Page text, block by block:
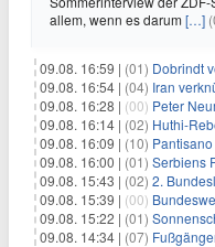
allem, wenn es darum[…]
09.08. 16:59 | (01) Dobrindt
09.08. 16:54 | (04) Iran
09.08. 16:28 | (00) Peter
09.08. 16:14 | (02) Huthi-
09.08. 16:09 | (10) Pantisano
09.08. 16:00 | (01) Serbiens
09.08. 15:43 | (02) 2.
09.08. 15:39 | (00)
09.08. 15:22 | (01)
09.08. 14:34 | (07) Fußgänger